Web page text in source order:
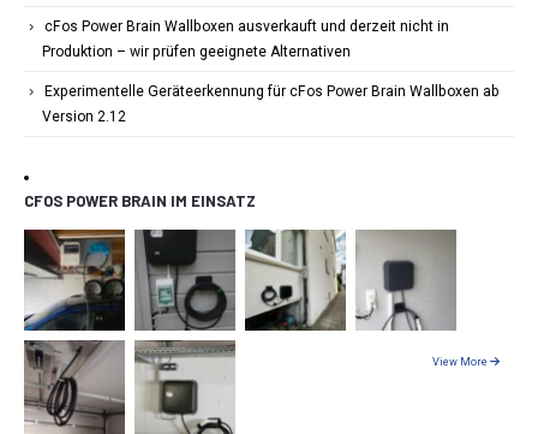
cFos Power Brain Wallboxen ausverkauft und derzeit nicht in
Produktion – wir prüfen geeignete Alternativen
Experimentelle Geräteerkennung für cFos Power Brain Wallboxen ab
Version 2.12
CFOS POWER BRAIN IM EINSATZ
View More